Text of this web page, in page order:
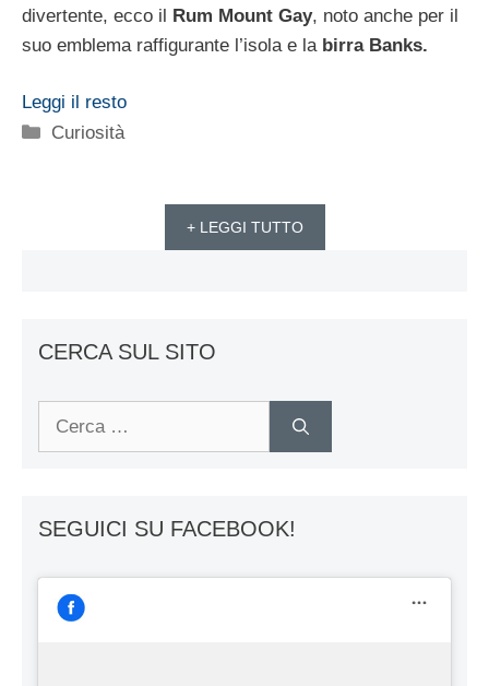
divertente, ecco il Rum Mount Gay, noto anche per il
suo emblema raffigurante l’isola e la birra Banks.
Leggi il resto
Categorie
Curiosità
+ LEGGI TUTTO
CERCA SUL SITO
Ricerca
SEGUICI SU FACEBOOK!